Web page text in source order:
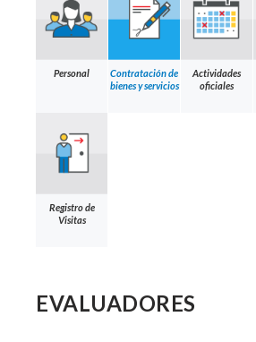
Personal
Contratación de
bienes y servicios
Actividades
oficiales
Registro de
Visitas
EVALUADORES